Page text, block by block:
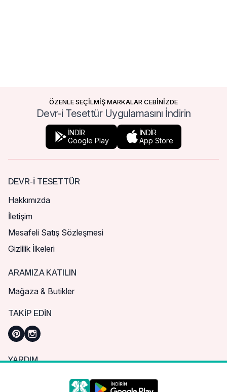
ÖZENLE SEÇİLMİŞ MARKALAR CEBİNİZDE
Devr-i Tesettür Uygulamasını İndirin
İNDİR
Google Play
İNDİR
App Store
DEVR-I TESETTÜR
Hakkımızda
İletişim
Mesafeli Satış Sözleşmesi
Gizlilik İlkeleri
ARAMIZA KATILIN
Mağaza & Butikler
TAKIP EDIN
YARDIM
Sık Sorulan Sorular